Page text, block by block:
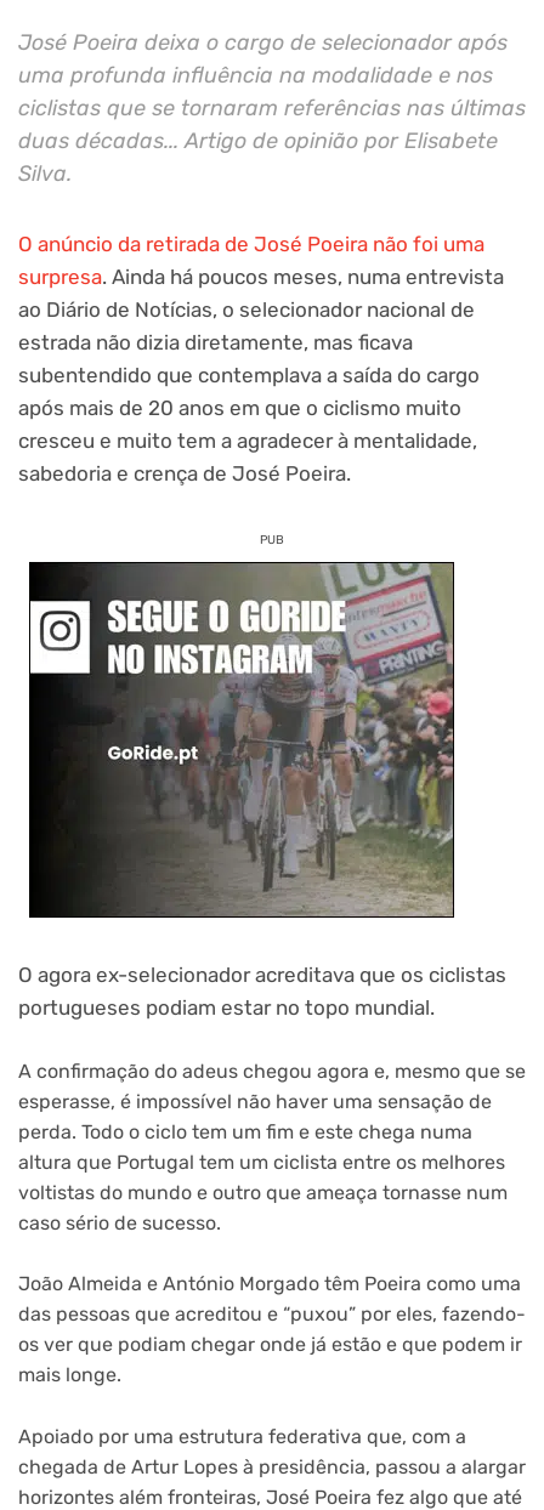
José Poeira deixa o cargo de selecionador após
uma profunda influência na modalidade e nos
ciclistas que se tornaram referências nas últimas
duas décadas... Artigo de opinião por Elisabete
Silva.
O anúncio da retirada de José Poeira não foi uma
surpresa. Ainda há poucos meses, numa entrevista
ao Diário de Notícias, o selecionador nacional de
estrada não dizia diretamente, mas ficava
subentendido que contemplava a saída do cargo
após mais de 20 anos em que o ciclismo muito
cresceu e muito tem a agradecer à mentalidade,
sabedoria e crença de José Poeira.
PUB
O agora ex-selecionador acreditava que os ciclistas
portugueses podiam estar no topo mundial.
A confirmação do adeus chegou agora e, mesmo que se
esperasse, é impossível não haver uma sensação de
perda. Todo o ciclo tem um fim e este chega numa
altura que Portugal tem um ciclista entre os melhores
voltistas do mundo e outro que ameaça tornasse num
caso sério de sucesso.
João Almeida e António Morgado têm Poeira como uma
das pessoas que acreditou e “puxou” por eles, fazendo-
os ver que podiam chegar onde já estão e que podem ir
mais longe.
Apoiado por uma estrutura federativa que, com a
chegada de Artur Lopes à presidência, passou a alargar
horizontes além fronteiras, José Poeira fez algo que até